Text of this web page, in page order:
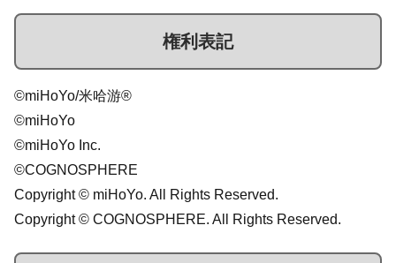
権利表記
©miHoYo/米哈游®
©miHoYo
©miHoYo Inc.
©COGNOSPHERE
Copyright © miHoYo. All Rights Reserved.
Copyright © COGNOSPHERE. All Rights Reserved.